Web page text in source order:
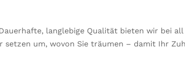
langlebige Qualität bieten wir bei
setzen um, wovon Sie träumen – damit Ihr